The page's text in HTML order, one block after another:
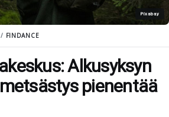
Pixabay
FINDANCE
Alkusyksyn
pienentää